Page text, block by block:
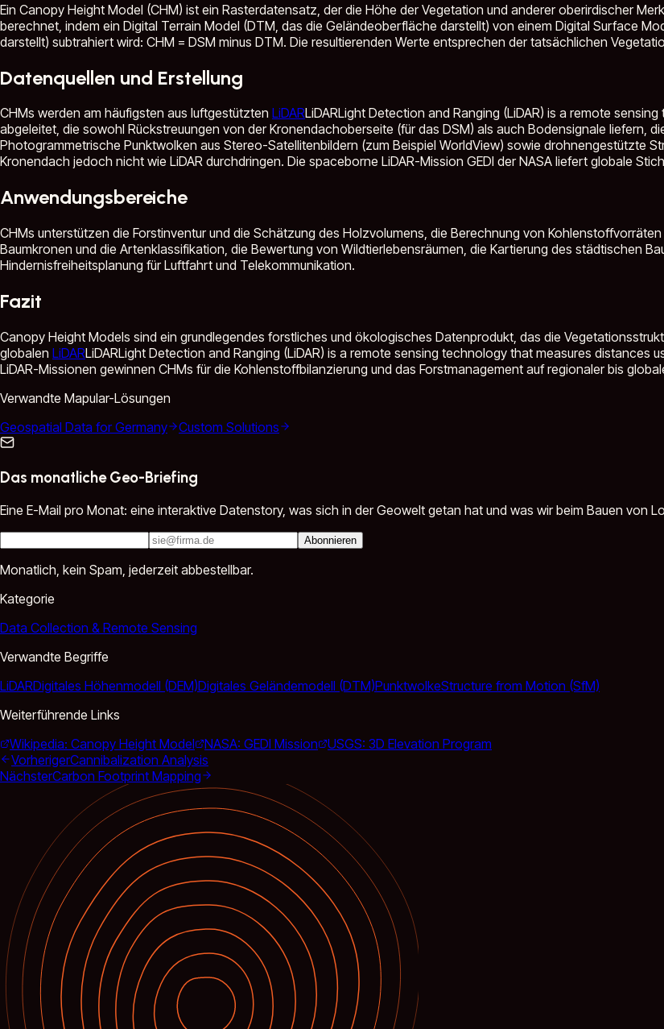
Ein Canopy Height Model (CHM) ist ein Rasterdatensatz, der die Höhe der Vegetation und anderer oberirdischer
berechnet, indem ein Digital Terrain Model (DTM, das die Geländeoberfläche darstellt) von einem Digital Surface
darstellt) subtrahiert wird: CHM = DSM minus DTM. Die resultierenden Werte entsprechen der tatsächlichen
Datenquellen und Erstellung
CHMs werden am häufigsten aus luftgestützten LiDARLiDARLight Detection and Ranging (LiDAR) is a remote
abgeleitet, die sowohl Rückstreuungen von der Kronendachoberseite (für das DSM) als auch Bodensignale liefern,
Photogrammetrische Punktwolken aus Stereo-Satellitenbildern (zum Beispiel WorldView) sowie drohnengestützte
Kronendach jedoch nicht wie LiDAR durchdringen. Die spaceborne LiDAR-Mission GEDI der NASA liefert globale
Anwendungsbereiche
CHMs unterstützen die Forstinventur und die Schätzung des Holzvolumens, die Berechnung von
Baumkronen und die Artenklassifikation, die Bewertung von Wildtierlebensräumen, die Kartierung des städtischen
Hindernisfreiheitsplanung für Luftfahrt und Telekommunikation.
Fazit
Canopy Height Models sind ein grundlegendes forstliches und ökologisches Datenprodukt, das die
globalen LiDARLiDARLight Detection and Ranging (LiDAR) is a remote sensing technology that measures distances
LiDAR-Missionen gewinnen CHMs für die Kohlenstoffbilanzierung und das Forstmanagement auf regionaler bis
Verwandte Mapular-Lösungen
Geospatial Data for Germany
Custom Solutions
Das monatliche Geo-Briefing
Eine E-Mail pro Monat: eine interaktive Datenstory, was sich in der Geowelt getan hat und was wir beim Bauen von
Abonnieren
Monatlich, kein Spam, jederzeit abbestellbar.
Kategorie
Data Collection & Remote Sensing
Verwandte Begriffe
LiDARDigitales Höhenmodell (DEM)Digitales Geländemodell (DTM)PunktwolkeStructure from Motion (SfM)
Weiterführende Links
Wikipedia: Canopy Height Model
NASA: GEDI Mission
USGS: 3D Elevation Program
VorherigerCannibalization Analysis
NächsterCarbon Footprint Mapping